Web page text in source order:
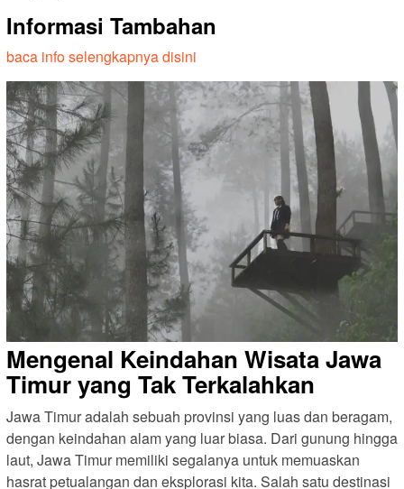
Informasi Tambahan
baca info selengkapnya disini
Mengenal Keindahan Wisata Jawa
Timur yang Tak Terkalahkan
Jawa Timur adalah sebuah provinsi yang luas dan beragam,
dengan keindahan alam yang luar biasa. Dari gunung hingga
laut, Jawa Timur memiliki segalanya untuk memuaskan
hasrat petualangan dan eksplorasi kita. Salah satu destinasi